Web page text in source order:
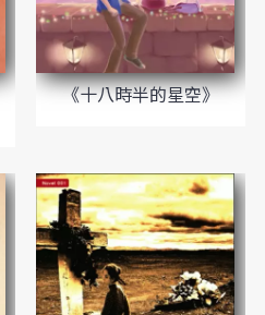
《十八時半的星空》